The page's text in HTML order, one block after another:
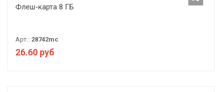
Флеш-карта 8 ГБ
Арт.: 28742mc
26.60 руб